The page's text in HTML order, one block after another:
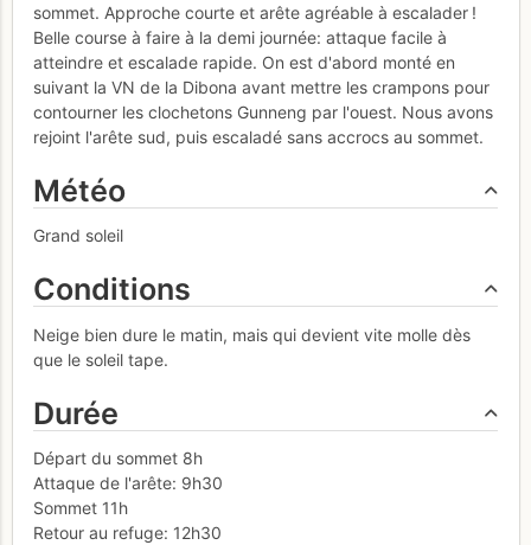
sommet. Approche courte et arête agréable à escalader !
Belle course à faire à la demi journée: attaque facile à
atteindre et escalade rapide. On est d'abord monté en
suivant la VN de la Dibona avant mettre les crampons pour
contourner les clochetons Gunneng par l'ouest. Nous avons
rejoint l'arête sud, puis escaladé sans accrocs au sommet.
Météo
Grand soleil
Conditions
Neige bien dure le matin, mais qui devient vite molle dès
que le soleil tape.
Durée
Départ du sommet 8h
Attaque de l'arête: 9h30
Sommet 11h
Retour au refuge: 12h30